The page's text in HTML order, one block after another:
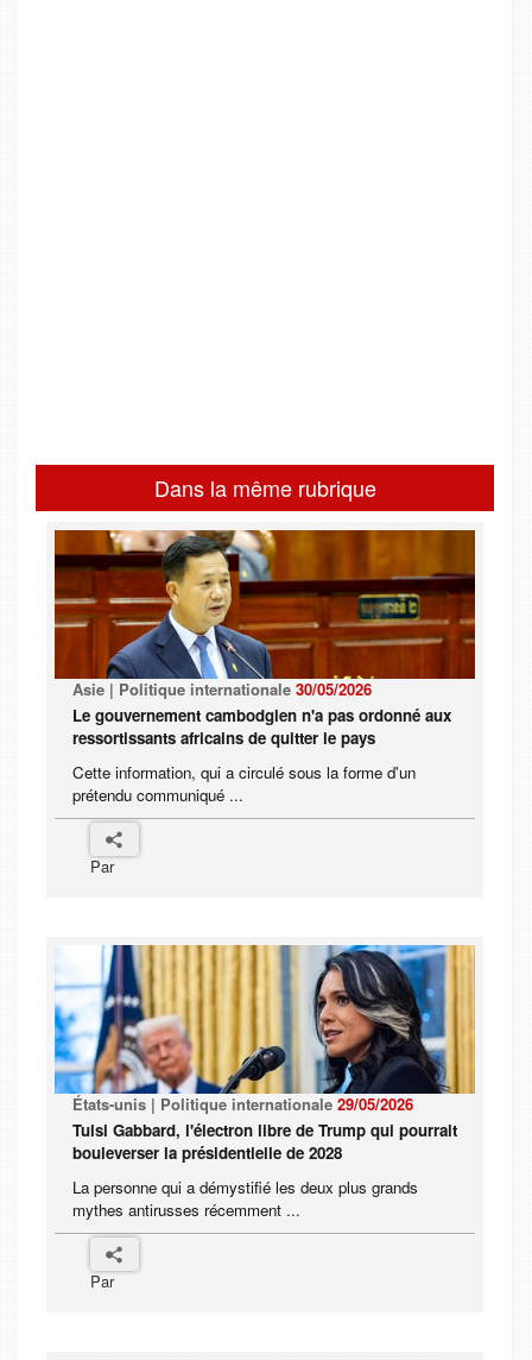
Dans la même rubrique
Asie | Politique internationale 30/05/2026
Le gouvernement cambodgien n'a pas ordonné aux
ressortissants africains de quitter le pays
Cette information, qui a circulé sous la forme d'un
prétendu communiqué ...
Par
États-unis | Politique internationale 29/05/2026
Tulsi Gabbard, l'électron libre de Trump qui pourrait
bouleverser la présidentielle de 2028
La personne qui a démystifié les deux plus grands
mythes antirusses récemment ...
Par